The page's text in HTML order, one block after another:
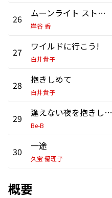
26 ムーンライト ストーリー
岸谷 香
27 ワイルドに行こう!
白井貴子
28 抱きしめて
白井貴子
29 逢えない夜を抱きしめて
Be-B
30 一途
久宝 留理子
概要